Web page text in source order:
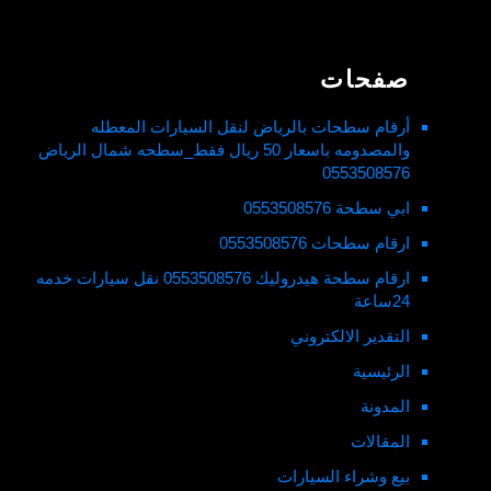
صفحات
أرقام سطحات بالرياض لنقل السيارات المعطله
والمصدومه باسعار 50 ريال فقط_سطحه شمال الرياض
0553508576
ابي سطحة 0553508576
ارقام سطحات 0553508576
ارقام سطحة هيدروليك 0553508576 نقل سيارات خدمه
24ساعة
التقدير الالكتروني
الرئيسية
المدونة
المقالات
بيع وشراء السيارات